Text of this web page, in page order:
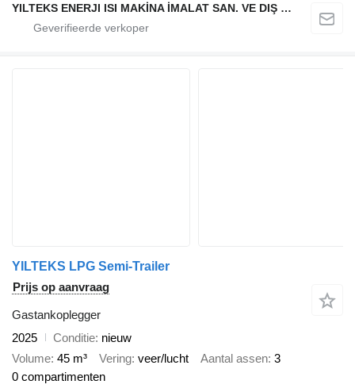
YILTEKS ENERJI ISI MAKİNA İMALAT SAN. VE DIŞ TİC. LTD. ŞTİ.
YILTEKS LPG Semi-Trailer
Prijs op aanvraag
Gastankoplegger
2025
Conditie nieuw
Volume 45 m³ Vering veer/lucht Aantal assen 3
0 compartimenten